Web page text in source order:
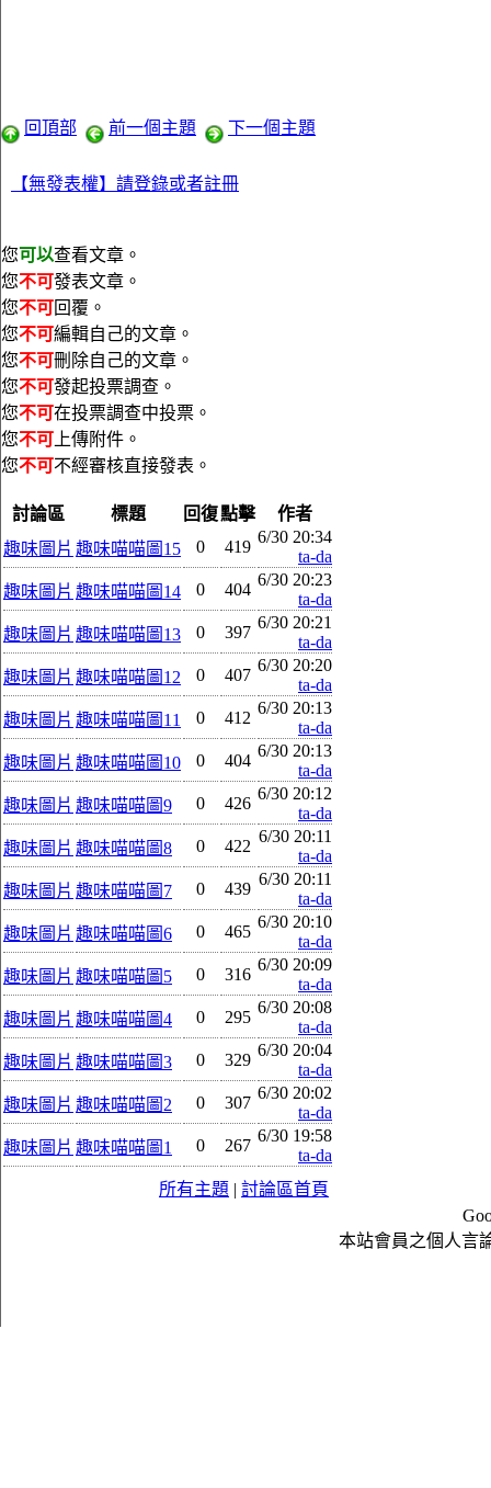
回頂部 前一個主題 下一個主題
【無發表權】請登錄或者註冊
您可以查看文章。
您不可發表文章。
您不可回覆。
您不可編輯自己的文章。
您不可刪除自己的文章。
您不可發起投票調查。
您不可在投票調查中投票。
您不可 上傳附件。
您不可不經審核直接發表。
討論區 標題 回復點擊
作者
趣味圖片 趣味喵喵圖15 0 419
6/30 20:34
ta-da
趣味圖片 趣味喵喵圖14 0 404
6/30 20:23
ta-da
趣味圖片 趣味喵喵圖13 0 397
6/30 20:21
ta-da
趣味圖片 趣味喵喵圖12 0 407
6/30 20:20
ta-da
趣味圖片 趣味喵喵圖11 0 412
6/30 20:13
ta-da
趣味圖片 趣味喵喵圖10 0 404
6/30 20:13
ta-da
趣味圖片 趣味喵喵圖9 0 426
6/30 20:12
ta-da
趣味圖片 趣味喵喵圖8 0 422
6/30 20:11
ta-da
趣味圖片 趣味喵喵圖7 0 439
6/30 20:11
ta-da
趣味圖片 趣味喵喵圖6 0 465
6/30 20:10
ta-da
趣味圖片 趣味喵喵圖5 0 316
6/30 20:09
ta-da
趣味圖片 趣味喵喵圖4 0 295
6/30 20:08
ta-da
趣味圖片 趣味喵喵圖3 0 329
6/30 20:04
ta-da
趣味圖片 趣味喵喵圖2 0 307
6/30 20:02
ta-da
趣味圖片 趣味喵喵圖1 0 267
6/30 19:58
ta-da
所有主題 | 討論區首頁
本站會員之個人言